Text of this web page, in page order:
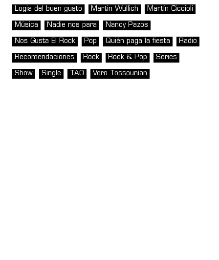
Logia del buen gusto Martin Wullich Martín Ciccioli
Música Nadie nos para Nancy Pazos
Nos Gusta El Rock Pop Quién paga la fiesta Radio
Recomendaciones Rock Rock & Pop Series
Show Single TAO Vero Tossounian